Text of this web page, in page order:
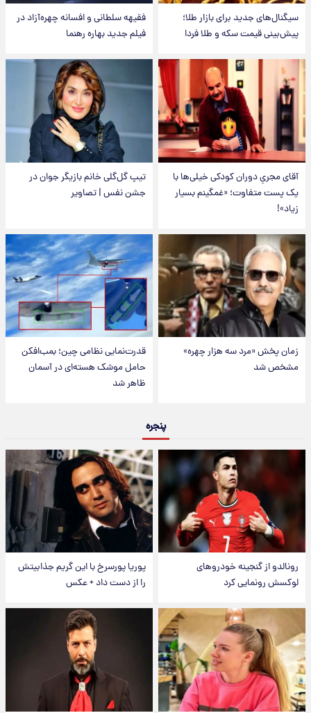
سیگنال‌های جدید برای بازار طلا؛
پیش‌بینی قیمت سکه و طلا فردا
فقیهه سلطانی و افسانه چهره‌آزاد در
فیلم جدید بهاره رهنما
آقای مجریِ دوران کودکی خیلی‌ها با
یک پست متفاوت؛ «غمگینم بسیار
زیاد»!
تیپ گل‌گلی خانم بازیگر جوان در
جشن نفس | تصاویر
زمان پخش «مرد سه هزار چهره»
مشخص شد
قدرت‌نمایی نظامی چین؛ بمب‌افکن
حامل موشک هسته‌ای در آسمان
ظاهر شد
پنجره
رونالدو از گنجینه خودروهای
لوکسش رونمایی کرد
پوریا پورسرخ با این گریم جذابیتش
را از دست داد + عکس